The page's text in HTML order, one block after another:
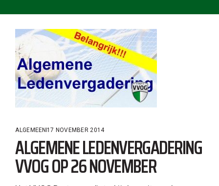
ALGEMEEN 17 NOVEMBER 2014
ALGEMENE LEDENVERGADERING
VVOG OP 26 NOVEMBER